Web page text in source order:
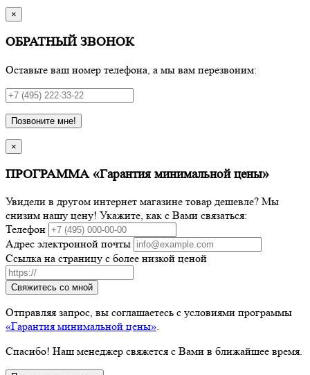
×
ОБРАТНЫЙ ЗВОНОК
Оставьте ваш номер телефона, а мы вам перезвоним:
Позвоните мне!
×
ПРОГРАММА «Гарантия минимальной цены»
Увидели в другом интернет магазине товар дешевле? Мы
снизим нашу цену! Укажите, как с Вами связаться:
Телефон
Адрес электронной почты
Ссылка на страницу с более низкой ценой
Свяжитесь со мной
Отправляя запрос, вы соглашаетесь с условиями программы
«Гарантия минимальной цены».
Спасибо! Наш менеджер свяжется с Вами в ближайшее время.